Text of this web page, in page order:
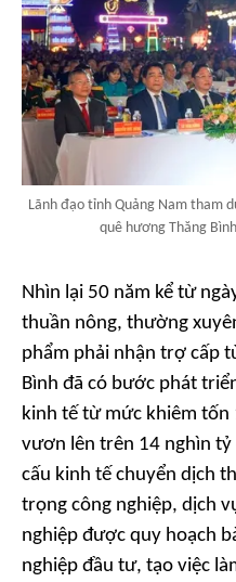
Lãnh đạo tỉnh Quảng Nam tham
quê hương Thăng
Nhìn lại 50 năm kể từ
thuần nông, thường
phẩm phải nhận trợ cấp
Bình đã có bước phát
kinh tế từ mức khiêm tốn
vươn lên trên 14 nghìn
cấu kinh tế chuyển dịch
trọng công nghiệp, dịch
nghiệp được quy hoạch
nghiệp đầu tư, tạo việc